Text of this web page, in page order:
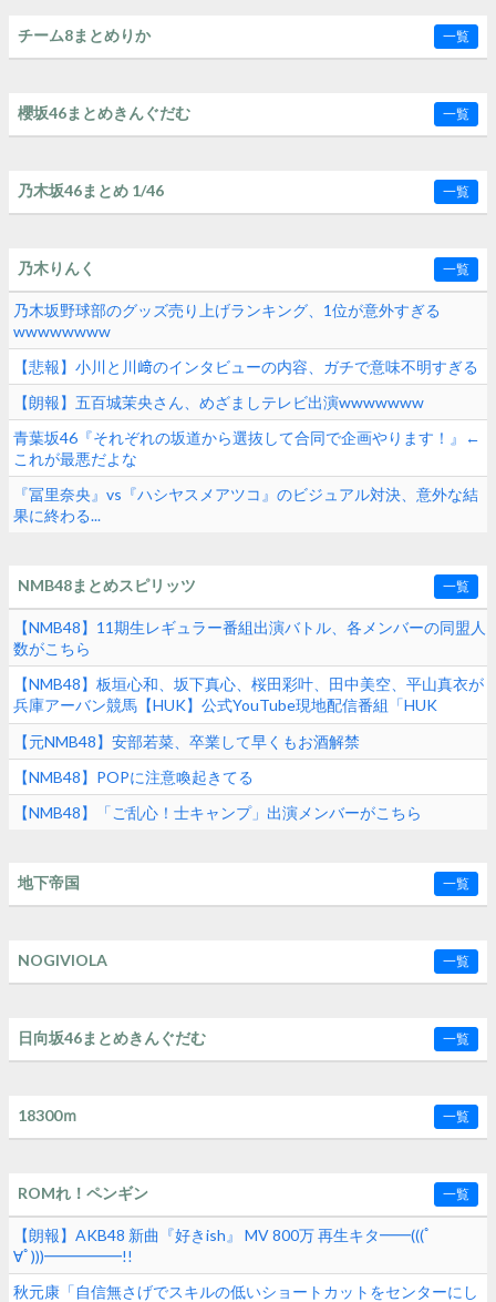
チーム8まとめりか 一覧
櫻坂46まとめきんぐだむ 一覧
乃木坂46まとめ 1/46 一覧
乃木りんく 一覧
乃木坂野球部のグッズ売り上げランキング、1位が意外すぎる
wwwwwwww
【悲報】小川と川﨑のインタビューの内容、ガチで意味不明すぎる
【朗報】五百城茉央さん、めざましテレビ出演wwwwwww
青葉坂46『それぞれの坂道から選抜して合同で企画やります！』←
これが最悪だよな
『冨里奈央』vs『ハシヤスメアツコ』のビジュアル対決、意外な結
果に終わる...
NMB48まとめスピリッツ 一覧
【NMB48】11期生レギュラー番組出演バトル、各メンバーの同盟人
数がこちら
【NMB48】板垣心和、坂下真心、桜田彩叶、田中美空、平山真衣が
兵庫アーバン競馬【HUK】公式YouTube現地配信番組「HUK
Campus Live」に出演
【元NMB48】安部若菜、卒業して早くもお酒解禁
【NMB48】POPに注意喚起きてる
【NMB48】「ご乱心！士キャンプ」出演メンバーがこちら
地下帝国 一覧
NOGIVIOLA 一覧
日向坂46まとめきんぐだむ 一覧
18300ｍ 一覧
ROMれ！ペンギン 一覧
【朗報】AKB48 新曲『好きish』 MV 800万 再生キタ━━(((ﾟ
∀ﾟ)))━━━━━!!
秋元康「自信無さげでスキルの低いショートカットをセンターにし